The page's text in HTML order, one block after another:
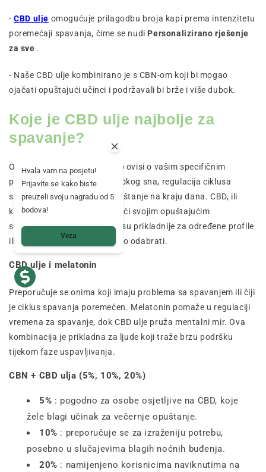
-CBD ulje omogućuje prilagodbu broja kapi prema intenzitetu
poremećaji spavanja, čime se nudi Personalizirano rješenje
za sve .
- Naše CBD ulje kombinirano je s CBN-om koji bi mogao
ojačati opuštajući učinci i podržavali bi brže i više dubok.
Koje je CBD ulje najbolje za
spavanje?
Odabir CBD ulja za spavanje ovisi o vašim specifičnim
potrebama: poboljšanje dubokog sna, regulacija ciklusa
spavanja ili jednostavno opuštanje na kraju dana. CBD, ili
kanabidiol, djeluje zahvaljujući svojim opuštajućim
svojstvima, ali neke formule su prikladnije za određene profile
ili razine intenziteta. Evo kako odabrati.
CBD ulje i melatonin
Preporučuje se onima koji imaju problema sa spavanjem ili čiji
je ciklus spavanja poremećen. Melatonin pomaže u regulaciji
vremena za spavanje, dok CBD ulje pruža mentalni mir. Ova
kombinacija je prikladna za ljude koji traže brzu podršku
tijekom faze uspavljivanja.
CBN + CBD ulja (5%, 10%, 20%)
5% : pogodno za osobe osjetljive na CBD, koje
žele blagi učinak za večernje opuštanje.
10% : preporučuje se za izraženiju potrebu,
posebno u slučajevima blagih noćnih buđenja.
20% : namijenjeno korisnicima naviknutima na
Hvala vam na posjetu!
Prijavite se kako biste
preuzeli svoju nagradu od 5
bodova!
Veza